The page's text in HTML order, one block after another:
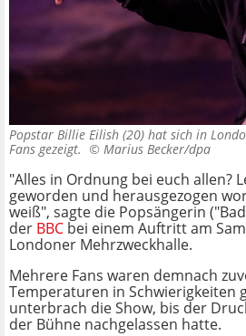
Popstar Billie Eilish (20) hat sich in
Fans gezeigt. © Marius Becker/dpa
"Alles in Ordnung bei euch allen?
geworden und herausgezogen
weiß", sagte die Popsängerin
der BBC bei einem Auftritt am
Londoner Mehrzweckhalle.
Mehrere Fans waren demnach
Temperaturen in Schwierigkeiten
unterbrach die Show, bis der
der Bühne nachgelassen hatte.